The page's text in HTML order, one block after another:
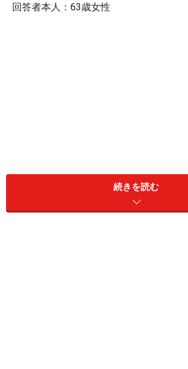
回答者本人：63歳女性
同居家族構成：本人のみ
続きを読む